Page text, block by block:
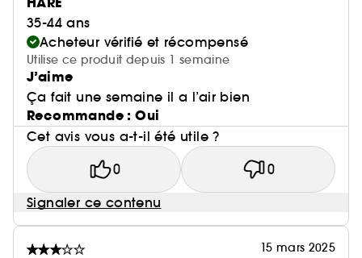
35-44 ans
Acheteur vérifié et récompensé
Utilise ce produit depuis 1 semaine
J’aime
Ça fait une semaine il a l’air bien
Recommande : Oui
Cet avis vous a-t-il été utile ?
0 0
Signaler ce contenu
15 mars 2025